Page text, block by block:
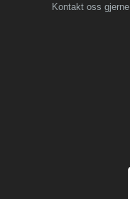
Kontakt oss gjerne